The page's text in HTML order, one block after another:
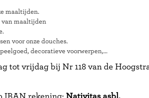
maaltijden.
van maaltijden
voor onze douches.
decoratieve voorwerpen,…
tot vrijdag bij Nr 118 van de